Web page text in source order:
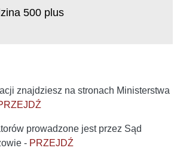
znajdziesz na stronach Ministerstwa
prowadzone jest przez Sąd
- PRZEJDŹ
500 plus